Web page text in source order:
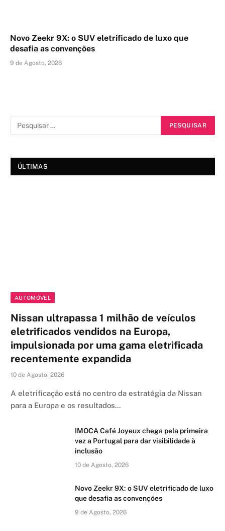
Novo Zeekr 9X: o SUV eletrificado de luxo que
desafia as convenções
9 de Agosto, 2026
ÚLTIMAS
AUTOMÓVEL
Nissan ultrapassa 1 milhão de veículos
eletrificados vendidos na Europa,
impulsionada por uma gama eletrificada
recentemente expandida
10 de Agosto, 2026
A eletrificação está no centro da estratégia da Nissan
para a Europa e os resultados…
IMOCA Café Joyeux chega pela primeira
vez a Portugal para dar visibilidade à
inclusão
10 de Agosto, 2026
Novo Zeekr 9X: o SUV eletrificado de luxo
que desafia as convenções
9 de Agosto, 2026